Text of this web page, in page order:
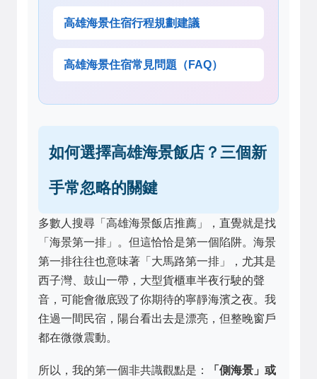
高雄海景住宿行程規劃建議
高雄海景住宿常見問題（FAQ）
如何選擇高雄海景飯店？三個新
手常忽略的關鍵
多數人搜尋「高雄海景飯店推薦」，直覺就是找
「海景第一排」。但這恰恰是第一個陷阱。海景
第一排往往也意味著「大馬路第一排」，尤其是
西子灣、鼓山一帶，大型貨櫃車半夜行駛的聲
音，可能會徹底毀了你期待的寧靜海濱之夜。我
住過一間民宿，陽台看出去是漂亮，但整晚窗戶
都在微微震動。
所以，我的第一個非共識觀點是：
「側海景」或